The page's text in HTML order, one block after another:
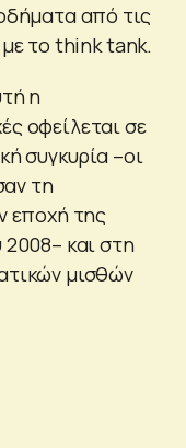
από τις
το think tank.
η
οφείλεται σε
συγκυρία –οι
τη
εποχή της
και στη
μισθών